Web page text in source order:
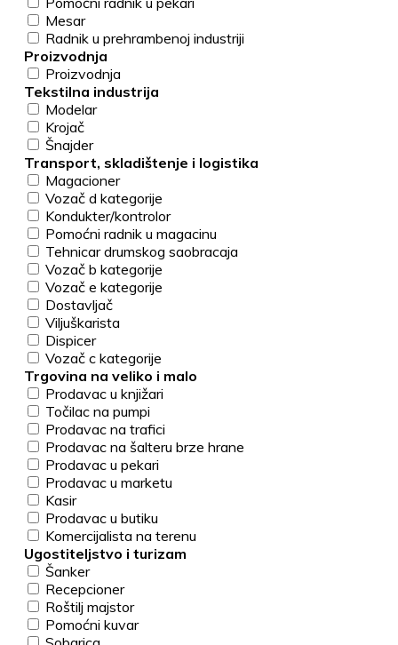
Mesar
Radnik u prehrambenoj industriji
Proizvodnja
Proizvodnja
Tekstilna industrija
Modelar
Krojač
Šnajder
Transport, skladištenje i logistika
Magacioner
Vozač d kategorije
Kondukter/kontrolor
Pomoćni radnik u magacinu
Tehnicar drumskog saobracaja
Vozač b kategorije
Vozač e kategorije
Dostavljač
Viljuškarista
Dispicer
Vozač c kategorije
Trgovina na veliko i malo
Prodavac u knjižari
Točilac na pumpi
Prodavac na trafici
Prodavac na šalteru brze hrane
Prodavac u pekari
Prodavac u marketu
Kasir
Prodavac u butiku
Komercijalista na terenu
Ugostiteljstvo i turizam
Šanker
Recepcioner
Roštilj majstor
Pomoćni kuvar